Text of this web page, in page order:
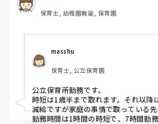
園長などには理由をどんなふうにお
保育士, 幼稚園教諭, 保育園
masshu
保育士, 公立保育園
公立保育所勤務です。
時短は1歳半まで取れます。それ以降
減給ですが家庭の事情で取っている
勤務時間は1時間の時短で、7時間勤務